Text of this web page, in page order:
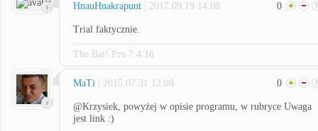
HnauHnakrapunt | 2017.09.19 14:08 0
Trial faktycznie.
The Bat! Pro 7.4.16
MaTi | 2015.07.31 12:08 0
@Krzysiek, powyżej w opisie programu, w rubryce Uwaga
jest link :)